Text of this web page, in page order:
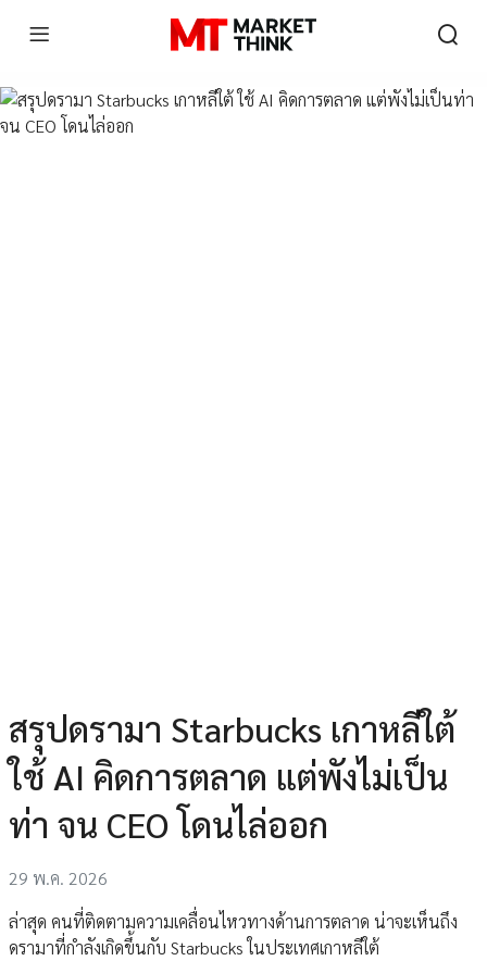
สรุปดรามา Starbucks เกาหลีใต้
ใช้ AI คิดการตลาด แต่พังไม่เป็น
ท่า จน CEO โดนไล่ออก
29 พ.ค. 2026
ล่าสุด คนที่ติดตามความเคลื่อนไหวทางด้านการตลาด น่าจะเห็นถึง
ดรามาที่กำลังเกิดขึ้นกับ Starbucks ในประเทศเกาหลีใต้